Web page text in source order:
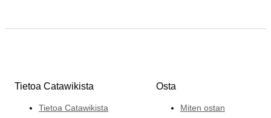
Tietoa Catawikista
Tietoa Catawikista
Osta
Miten ostan